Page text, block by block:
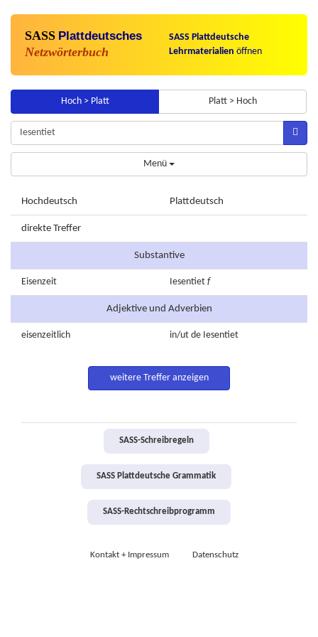
SASS Plattdeutsches
Netzwörterbuch
SASS Plattdeutsche
Lehrmaterialien öffnen
Hoch > Platt Platt > Hoch
Menü
Hochdeutsch Plattdeutsch
direkte Treffer
Substantive
Eisenzeit Iesentiet f
Adjektive und Adverbien
eisenzeitlich in/ut de Iesentiet
weitere Treffer anzeigen
SASS-Schreibregeln
SASS Plattdeutsche Grammatik
SASS-Rechtschreibprogramm
Kontakt + Impressum Datenschutz